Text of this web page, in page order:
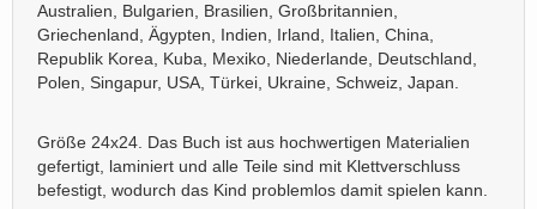
Australien, Bulgarien, Brasilien, Großbritannien,
Griechenland, Ägypten, Indien, Irland, Italien, China,
Republik Korea, Kuba, Mexiko, Niederlande, Deutschland,
Polen, Singapur, USA, Türkei, Ukraine, Schweiz, Japan.
Größe 24x24. Das Buch ist aus hochwertigen Materialien
gefertigt, laminiert und alle Teile sind mit Klettverschluss
befestigt, wodurch das Kind problemlos damit spielen kann.